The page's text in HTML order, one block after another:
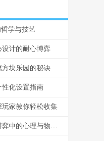
学与技艺
计的耐心博弈
块乐园的秘诀
化设置指南
家教你轻松收集
和平精英旋转陀螺是什么，战术博弈中的心理与物理轴心